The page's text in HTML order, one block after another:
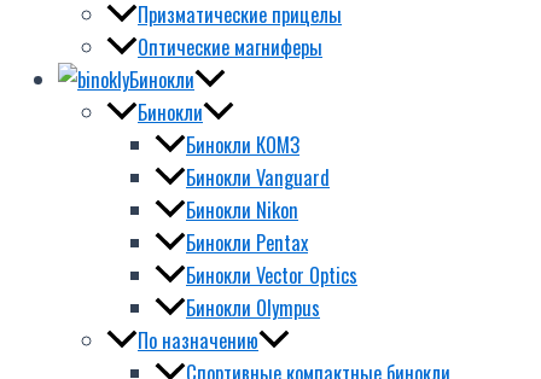
Призматические прицелы
Оптические магниферы
Бинокли
Бинокли
Бинокли КОМЗ
Бинокли Vanguard
Бинокли Nikon
Бинокли Pentax
Бинокли Vector Optics
Бинокли Olympus
По назначению
Спортивные компактные бинокли